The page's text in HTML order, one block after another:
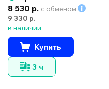
8 530 р. с обменом
9 330 р.
в наличии
Купить
3 ч